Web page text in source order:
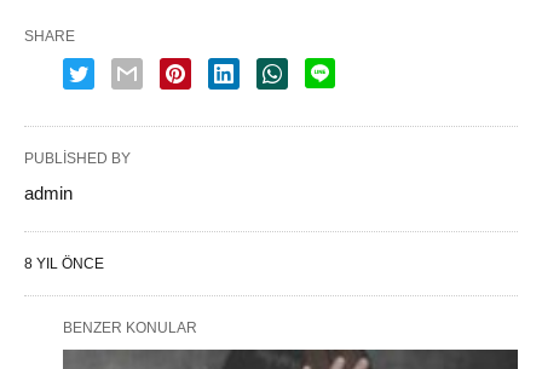
SHARE
PUBLISHED BY
admin
8 YIL ÖNCE
BENZER KONULAR